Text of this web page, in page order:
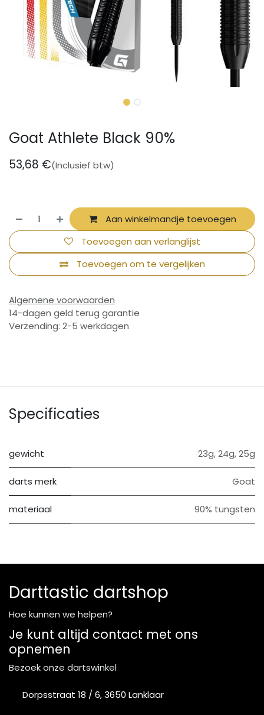
Goat Athlete Black 90%
53,68 €(Inclusief btw)
Aan winkelmandje toevoegen
Toevoegen om te vergelijken
Toevoegen aan verlanglijst
Algemene voorwaarden
14-dagen geld terug garantie
Verzending: 2-5 werkdagen
Specificaties
gewicht 23g,24g,25g
darts merk Goat
materiaal 90% tungsten
Darttastic dartshop
Hoe kunnen we helpen?
Je kunt altijd contact met ons
opnemen
Bezoek onze dartswinkel
Dorpsstraat 18 / 6, 3650 Lanklaar